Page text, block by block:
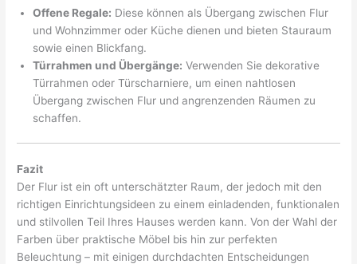
Offene Regale: Diese können als Übergang zwischen Flur
und Wohnzimmer oder Küche dienen und bieten Stauraum
sowie einen Blickfang.
Türrahmen und Übergänge: Verwenden Sie dekorative
Türrahmen oder Türscharniere, um einen nahtlosen
Übergang zwischen Flur und angrenzenden Räumen zu
schaffen.
Fazit
Der Flur ist ein oft unterschätzter Raum, der jedoch mit den
richtigen Einrichtungsideen zu einem einladenden, funktionalen
und stilvollen Teil Ihres Hauses werden kann. Von der Wahl der
Farben über praktische Möbel bis hin zur perfekten
Beleuchtung – mit einigen durchdachten Entscheidungen